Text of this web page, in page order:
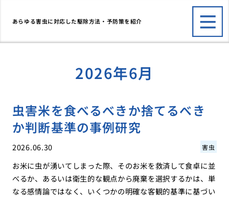
あらゆる害虫に対応した駆除方法・予防策を紹介
2026年6月
虫害米を食べるべきか捨てるべき
か判断基準の事例研究
2026.06.30 害虫
お米に虫が湧いてしまった際、そのお米を救済して食卓に並
べるか、あるいは衛生的な観点から廃棄を選択するかは、単
なる感情論ではなく、いくつかの明確な客観的基準に基づい